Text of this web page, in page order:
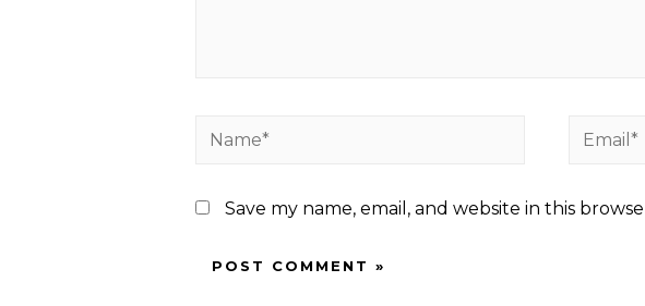
Name* Email*
Save my name, email, and website in this